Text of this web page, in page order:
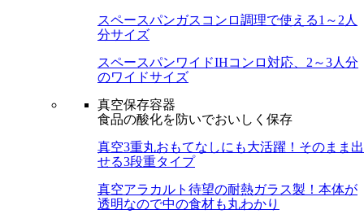
スペースパンガスコンロ調理で使える1～2人
分サイズ
スペースパンワイドIHコンロ対応、2～3人分
のワイドサイズ
真空保存容器
食品の酸化を防いでおいしく保存
真空3重丸おもてなしにも大活躍！そのまま出
せる3段重タイプ
真空アラカルト 待望の耐熱ガラス製！本体が
透明なので中の食材も丸わかり